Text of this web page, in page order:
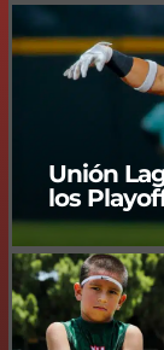
Unión
los